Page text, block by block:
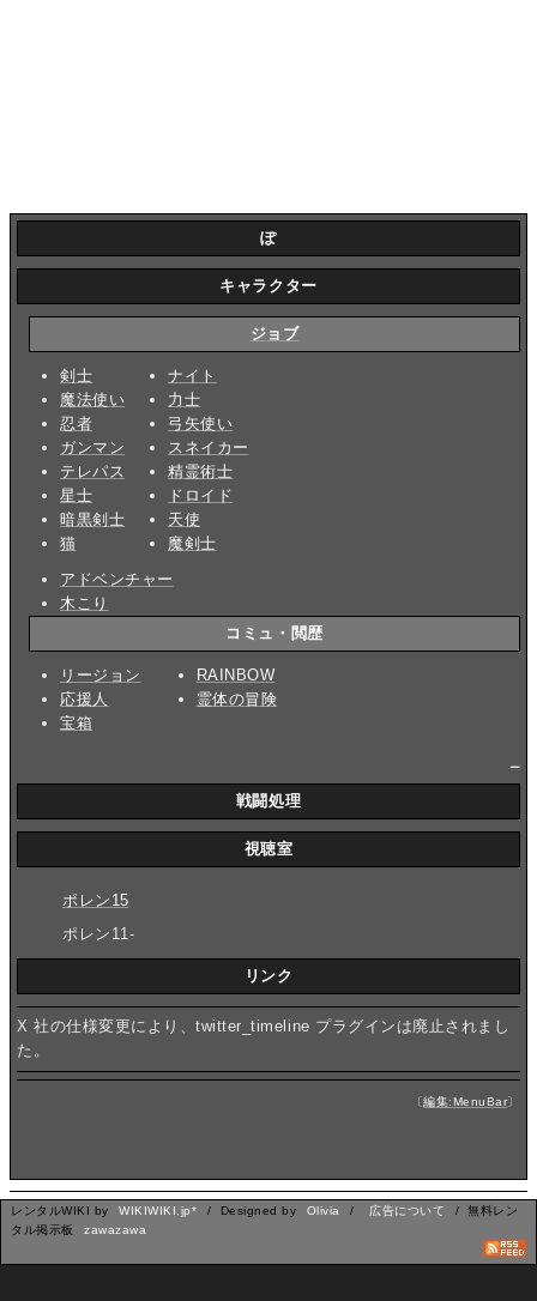
ぽ
キャラクター
ジョブ
剣士
魔法使い
忍者
ガンマン
テレパス
星士
暗黒剣士
猫
ナイト
力士
弓矢使い
スネイカー
精霊術士
ドロイド
天使
魔剣士
アドベンチャー
木こり
コミュ・閲歴
リージョン
応援人
宝箱
RAINBOW
霊体の冒険
戦闘処理
視聴室
ポレン15
ポレン11-
リンク
X 社の仕様変更により、twitter_timeline プラグインは廃止されまし
た。
〔編集:MenuBar〕
レンタルWIKI by WIKIWIKI.jp* / Designed by Olivia / 広告について
/ 無料レン
タル掲示板
zawazawa